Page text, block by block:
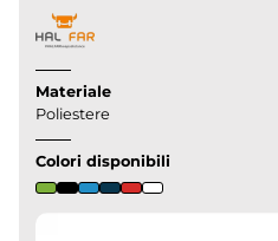
Materiale
Poliestere
Colori disponibili